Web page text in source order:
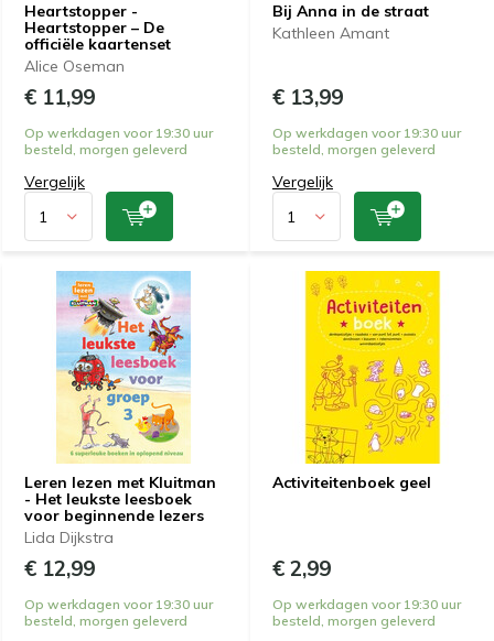
Heartstopper -
Heartstopper – De
officiële kaartenset
Alice Oseman
€ 11,99
Op werkdagen voor 19:30 uur
besteld, morgen geleverd
Vergelijk
Bij Anna in de straat
Kathleen Amant
€ 13,99
Op werkdagen voor 19:30 uur
besteld, morgen geleverd
Vergelijk
Leren lezen met Kluitman
- Het leukste leesboek
voor beginnende lezers
Lida Dijkstra
€ 12,99
Op werkdagen voor 19:30 uur
besteld, morgen geleverd
Activiteitenboek geel
€ 2,99
Op werkdagen voor 19:30 uur
besteld, morgen geleverd